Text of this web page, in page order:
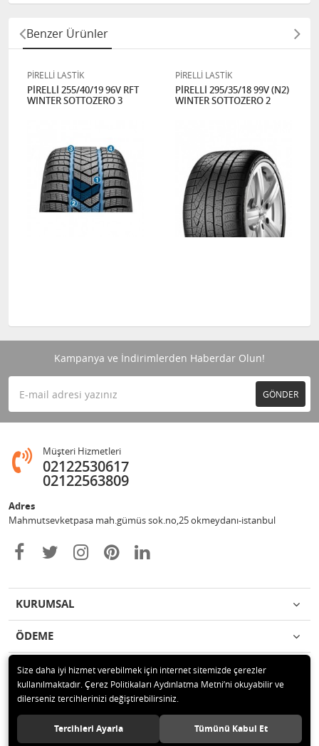
Benzer Ürünler
PİRELLİ LASTİK
PİRELLİ 255/40/19 96V RFT
WINTER SOTTOZERO 3
PİRELLİ LASTİK
PİRELLİ 295/35/18 99V (N2)
WINTER SOTTOZERO 2
Kampanya ve İndirimlerden Haberdar Olun!
GÖNDER
Müşteri Hizmetleri
02122530617
02122563809
Adres
Mahmutsevketpasa mah.gümüs sok.no,25 okmeydanı-istanbul
KURUMSAL
ÖDEME
İLETİŞİM
© 2020 Metin otomotiv hizmet ve ticaret ltd.şti Tüm hakları saklıdır.
Size daha iyi hizmet verebilmek için internet sitemizde çerezler
kullanılmaktadır. Çerez Politikaları Aydınlatma Metni’ni okuyabilir ve
dilerseniz tercihlerinizi değiştirebilirsiniz.
Tercihleri Ayarla Tümünü Kabul Et